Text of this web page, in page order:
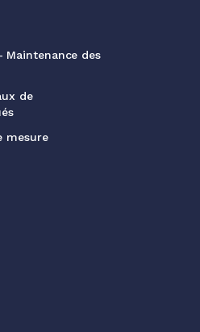
Maintenance des
de
mesure